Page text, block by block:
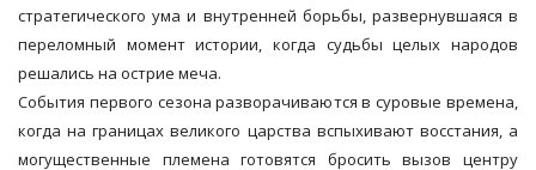
стратегического ума и внутренней борьбы, развернувшаяся в
переломный момент истории, когда судьбы целых народов
решались на острие меча.
События первого сезона разворачиваются в суровые времена,
когда на границах великого царства вспыхивают восстания, а
могущественные племена готовятся бросить вызов центру